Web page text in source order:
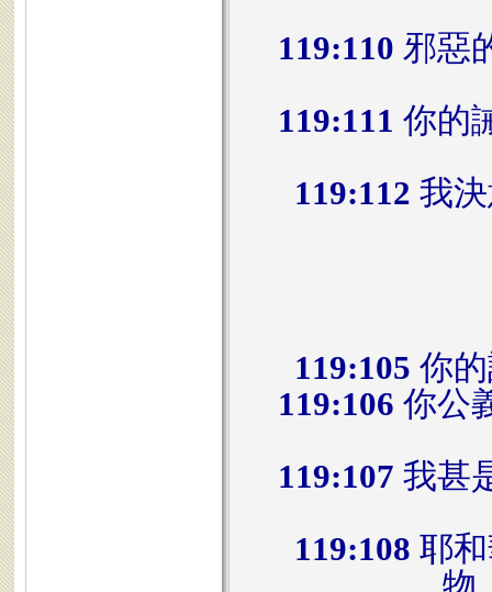
119:110 邪惡
119:111 你的
119:112 我
119:105 你
119:106 你公
119:107 我甚
119:108 耶